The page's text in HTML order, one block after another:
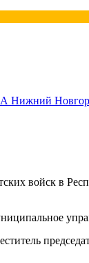
Нижний
войск в